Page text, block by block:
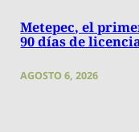
Metepec, el
90 días de
AGOSTO 6, 2026